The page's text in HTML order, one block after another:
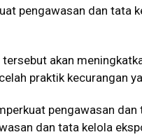
pengawasan dan tata
akan
praktik kecurangan
pengawasan
dan tata kelola